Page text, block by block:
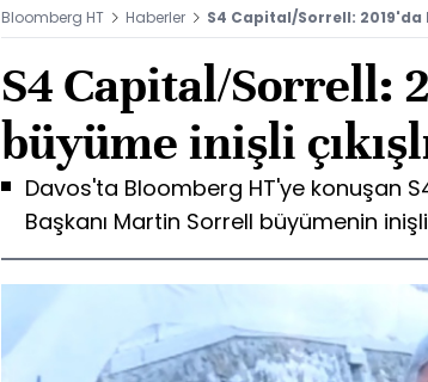
Bloomberg HT Haberler S4 Capital/Sorrell: 2019'da
S4 Capital/Sorrell:
büyüme inişli
Davos'ta Bloomberg HT'ye konuşan
Başkanı Martin Sorrell büyümenin inişli